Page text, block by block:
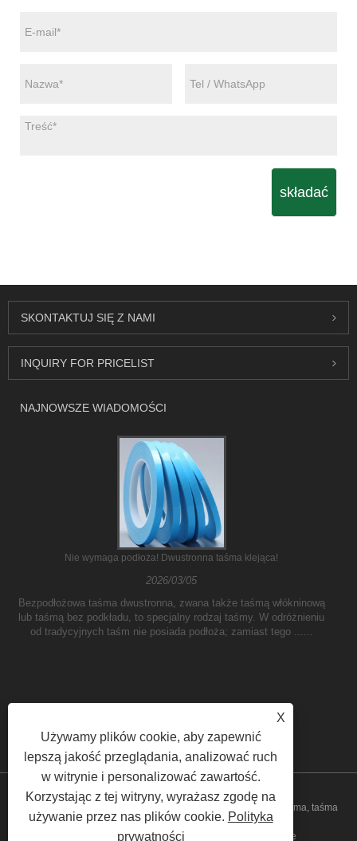
składać
SKONTAKTUJ SIĘ Z NAMI
INQUIRY FOR PRICELIST
NAJNOWSZE WIADOMOŚCI
Nie wymaga podłoża! Dwustronna taśma klejąca!
2026/03/05
Bezpodłożowa taśma dwustronna, zwana także taśmą włókninową
lub taśmą bez podkładu, to specjalny rodzaj taśmy. W odróżnieniu
od tradycyjnych taśm nie posiada podłoża; zamiast tego ......
Copyright © 2023 Yilane (Shanghai) Industrial Co Ltd - PVC taśma, taśma
klejącą, taśma pakująca - Wszelkie prawa zastrzeżone
X
Używamy plików cookie, aby zapewnić
lepszą jakość przeglądania, analizować ruch
w witrynie i personalizować zawartość.
Korzystając z tej witryny, wyrażasz zgodę na
używanie przez nas plików cookie. Polityka
prywatności